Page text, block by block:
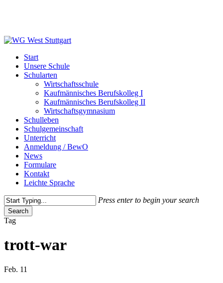
content
Menu
Start
Unsere Schule
Schularten
Wirtschaftsschule
Kaufmännisches Berufskolleg I
Kaufmännisches Berufskolleg II
Wirtschaftsgymnasium
Schulleben
Schulgemeinschaft
Unterricht
Anmeldung / BewO
News
Formulare
Kontakt
Leichte Sprache
Press enter to begin your search
Search
Close
Tag
trott-war
Feb. 11